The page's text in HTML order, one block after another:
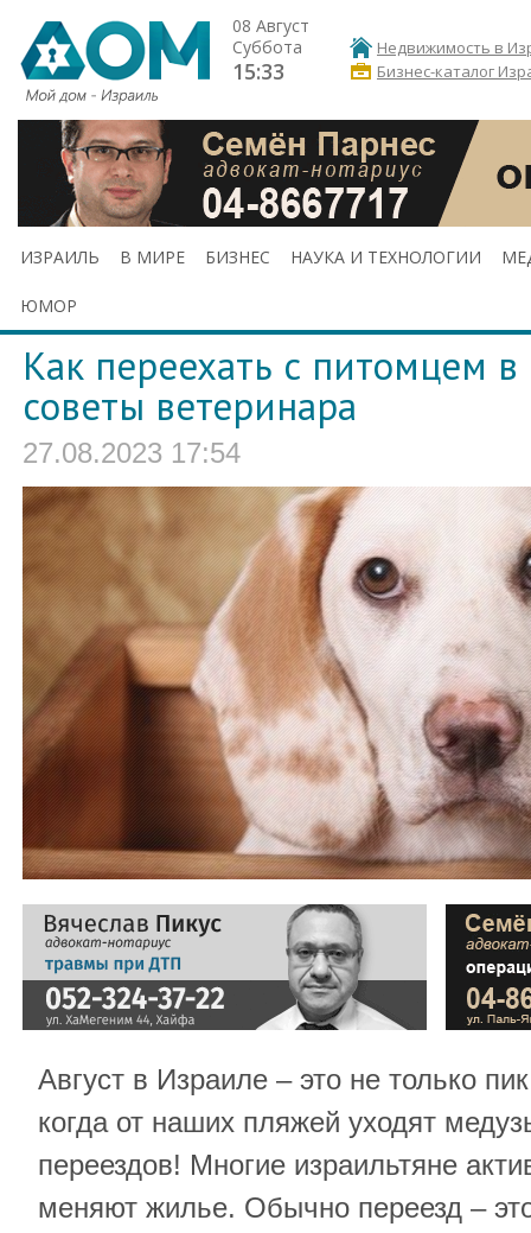
08 Август
Суббота
15:33
Недвижимость в
Бизнес-каталог
ИЗРАИЛЬ В МИРЕ БИЗНЕС НАУКА И ТЕХНОЛОГИИ
ЮМОР
Как переехать с питомцем
советы ветеринара
27.08.2023 17:54
Август в Израиле – это не только
когда от наших пляжей уходят
переездов! Многие израильтяне
меняют жилье. Обычно переезд –